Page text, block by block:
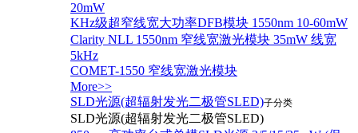
20mW
KHz级超窄线宽大功率DFB模块 1550nm 10-60mW
Clarity NLL 1550nm 窄线宽激光模块 35mW 线宽
5kHz
COMET-1550 窄线宽激光模块
More>>
SLD光源(超辐射发光二极管SLED)子分类
SLD光源(超辐射发光二极管SLED)